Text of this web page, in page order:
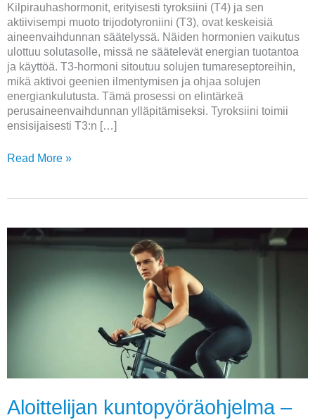
Kilpirauhashormonit, erityisesti tyroksiini (T4) ja sen
aktiivisempi muoto trijodotyroniini (T3), ovat keskeisiä
aineenvaihdunnan säätelyssä. Näiden hormonien vaikutus
ulottuu solutasolle, missä ne säätelevät energian tuotantoa
ja käyttöä. T3-hormoni sitoutuu solujen tumareseptoreihin,
mikä aktivoi geenien ilmentymisen ja ohjaa solujen
energiankulutusta. Tämä prosessi on elintärkeä
perusaineenvaihdunnan ylläpitämiseksi. Tyroksiini toimii
ensisijaisesti T3:n […]
Read More »
Aloittelijan kuntopyöräohjelma –
Aloittelijan
kuntopyöräohjelma